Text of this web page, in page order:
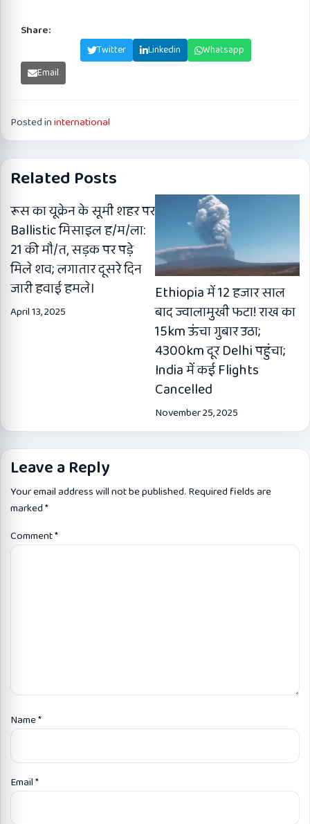
Share:
Twitter Linkedin
Whatsapp
Email
Posted ininternational
Related Posts
रूस का यूक्रेन के सूमी शहर पर
Ballistic मिसाइल ह/म/ला:
21 की मौ/त, सड़क पर पड़े
मिले शव; लगातार दूसरे दिन
जारी हवाई हमले।
April 13, 2025
Ethiopia में 12 हजार साल
बाद ज्वालामुखी फटा! राख का
15km ऊंचा गुबार उठा;
4300km दूर Delhi पहुंचा;
India में कई Flights
Cancelled
November 25, 2025
Leave a Reply
Your email address will not be published. Required fields are
marked*
Comment*
Name*
Email*